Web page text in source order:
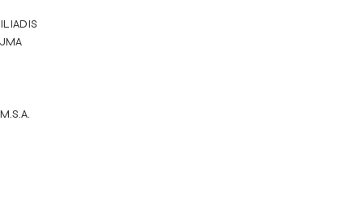
ILIADIS
JMA
M.S.A.